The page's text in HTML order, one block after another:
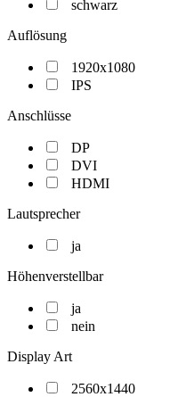
schwarz
Auflösung
1920x1080
IPS
Anschlüsse
DP
DVI
HDMI
Lautsprecher
ja
Höhenverstellbar
ja
nein
Display Art
2560x1440